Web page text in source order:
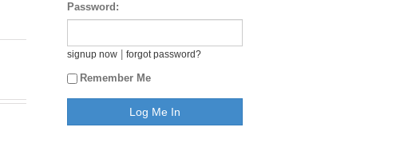
Password:
signup now forgot password?
Remember Me